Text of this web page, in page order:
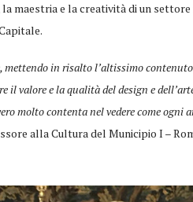
maestria e la creatività di un
mettendo in risalto l’altissimo
valore e la qualità del design e
molto contenta nel vedere come ogni
alla Cultura del Municipio I –